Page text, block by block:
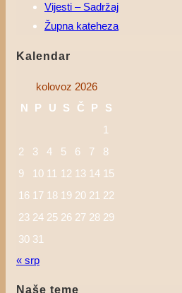
Vijesti – Sadržaj
Župna kateheza
Kalendar
kolovoz 2026
N
P U S Č P
S
1
2
3 4 5 6 7
8
9
10 11 12 13 14 15
16 17 18 19 20 21 22
23 24 25 26 27 28 29
30 31
« srp
Naše teme